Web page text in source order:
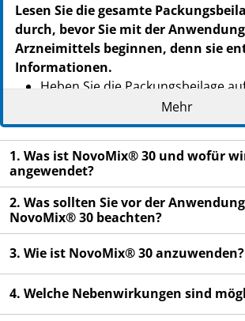
Lesen Sie die gesamte
durch, bevor Sie mit der
Arzneimittels beginnen, denn sie
Informationen.
Heben Sie die Packungsbeilage
möchten Sie diese später
Wenn Sie weitere Fragen haben,
an Ihren Arzt, Apotheker oder das
Fachpersonal.
Dieses Arzneimittel wurde Ihnen
verschrieben. Geben Sie es nicht
Es kann anderen Menschen
diese die gleichen Beschwerden
Wenn Sie Nebenwirkungen
sich an Ihren Arzt, Apotheker
Mehr
1. Was ist NovoMix® 30 und wofür
angewendet?
2. Was sollten Sie vor der
NovoMix® 30 beachten?
3. Wie ist NovoMix® 30 anzuwenden?
4. Welche Nebenwirkungen sind